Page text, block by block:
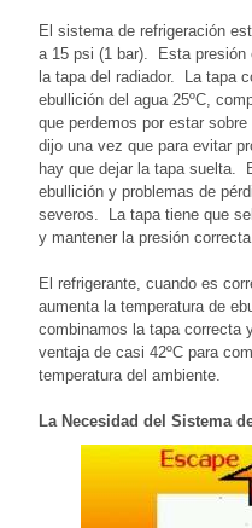
El sistema de refrigeración
a 15 psi (1 bar). Esta presión
la tapa del radiador. La tapa
ebullición del agua 25ºC,
que perdemos por estar
dijo una vez que para evitar
hay que dejar la tapa suelta.
ebullición y problemas de
severos. La tapa tiene que
y mantener la presión correcta.
El refrigerante, cuando es
aumenta la temperatura de
combinamos la tapa correcta
ventaja de casi 42ºC para
temperatura del ambiente.
La Necesidad del Sistema